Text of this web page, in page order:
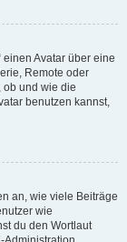
einen Avatar über eine
Remote oder
ob und wie die
benutzen kannst,
an, wie viele Beiträge
wie
du den Wortlaut